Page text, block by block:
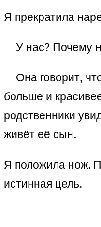
Я прекратила
— У нас? Почему
— Она говорит,
больше и
родственники
живёт её сын.
Я положила нож.
истинная цель.